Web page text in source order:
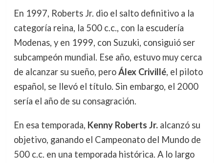
En 1997, Roberts Jr. dio el salto definitivo a la
categoría reina, la 500 c.c., con la escudería
Modenas, y en 1999, con Suzuki, consiguió ser
subcampeón mundial. Ese año, estuvo muy cerca
de alcanzar su sueño, peroÁlex Crivillé, el piloto
español, se llevó el título. Sin embargo, el 2000
sería el año de su consagración.
En esa temporada, Kenny Roberts Jr.alcanzó su
objetivo, ganando el Campeonato del Mundo de
500 c.c. en una temporada histórica. A lo largo